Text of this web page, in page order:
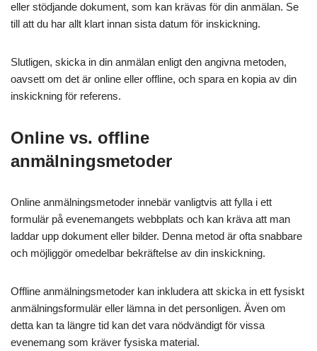
eller stödjande dokument, som kan krävas för din anmälan. Se
till att du har allt klart innan sista datum för inskickning.
Slutligen, skicka in din anmälan enligt den angivna metoden,
oavsett om det är online eller offline, och spara en kopia av din
inskickning för referens.
Online vs. offline
anmälningsmetoder
Online anmälningsmetoder innebär vanligtvis att fylla i ett
formulär på evenemangets webbplats och kan kräva att man
laddar upp dokument eller bilder. Denna metod är ofta snabbare
och möjliggör omedelbar bekräftelse av din inskickning.
Offline anmälningsmetoder kan inkludera att skicka in ett fysiskt
anmälningsformulär eller lämna in det personligen. Även om
detta kan ta längre tid kan det vara nödvändigt för vissa
evenemang som kräver fysiska material.